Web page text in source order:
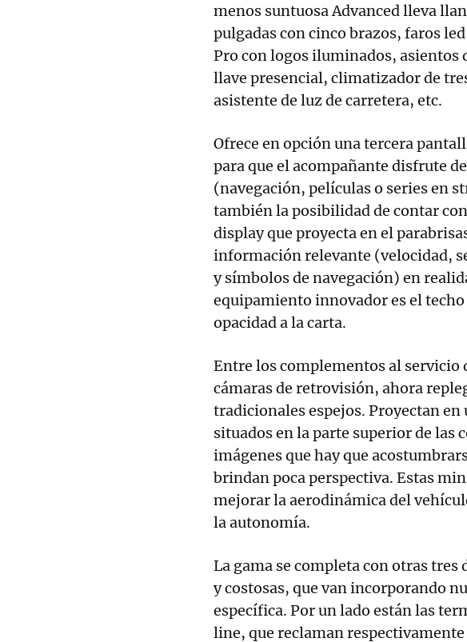
menos suntuosa Advanced lleva
pulgadas con cinco brazos, faros
Pro con logos iluminados, asientos
llave presencial, climatizador de
asistente de luz de carretera, etc.
Ofrece en opción una tercera
para que el acompañante disfrute
(navegación, películas o series en
también la posibilidad de contar
display que proyecta en el
información relevante (velocidad,
y símbolos de navegación) en
equipamiento innovador es el
opacidad a la carta.
Entre los complementos al
cámaras de retrovisión, ahora
tradicionales espejos. Proyectan
situados en la parte superior de las
imágenes que hay que
brindan poca perspectiva. Estas
mejorar la aerodinámica del
la autonomía.
La gama se completa con otras
y costosas, que van incorporando
específica. Por un lado están las
line, que reclaman